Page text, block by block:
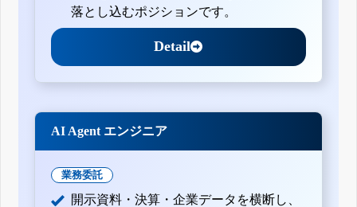
落とし込むポジションです。
Detail
AI Agent エンジニア
業務委託
開示資料・決算・企業データを横断し、